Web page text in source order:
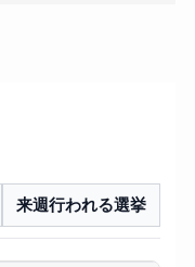
来週行われる選挙